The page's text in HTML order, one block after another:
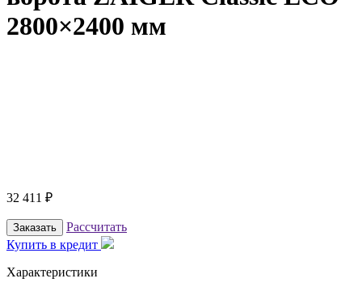
2800×2400 мм
32 411 ₽
Заказать
Рассчитать
Купить в кредит
Характеристики